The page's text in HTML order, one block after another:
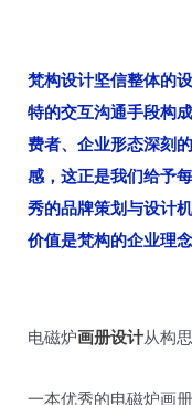
梵构设计坚信整体的
特的交互沟通手段构
费者、企业形态深刻
感，这正是我们给予
秀的品牌策划与设计
价值是梵构的企业理念
电磁炉画册设计从构
一本优秀的电磁炉画